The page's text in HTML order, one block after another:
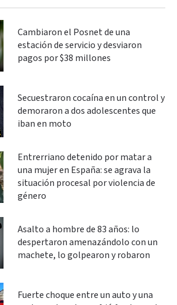
Cambiaron el Posnet de una
estación de servicio y desviaron
pagos por $38 millones
Secuestraron cocaína en un control y
demoraron a dos adolescentes que
iban en moto
Entrerriano detenido por matar a
una mujer en España: se agrava la
situación procesal por violencia de
género
Asalto a hombre de 83 años: lo
despertaron amenazándolo con un
machete, lo golpearon y robaron
Fuerte choque entre un auto y una